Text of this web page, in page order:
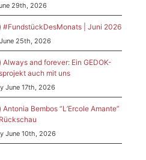
29th, 2026
#FundstückDesMonats | Juni 2026
25th, 2026
Always and forever: Ein GEDOK-
auch mit uns
June 17th, 2026
Bembos “L’Ercole Amante”
June 10th, 2026